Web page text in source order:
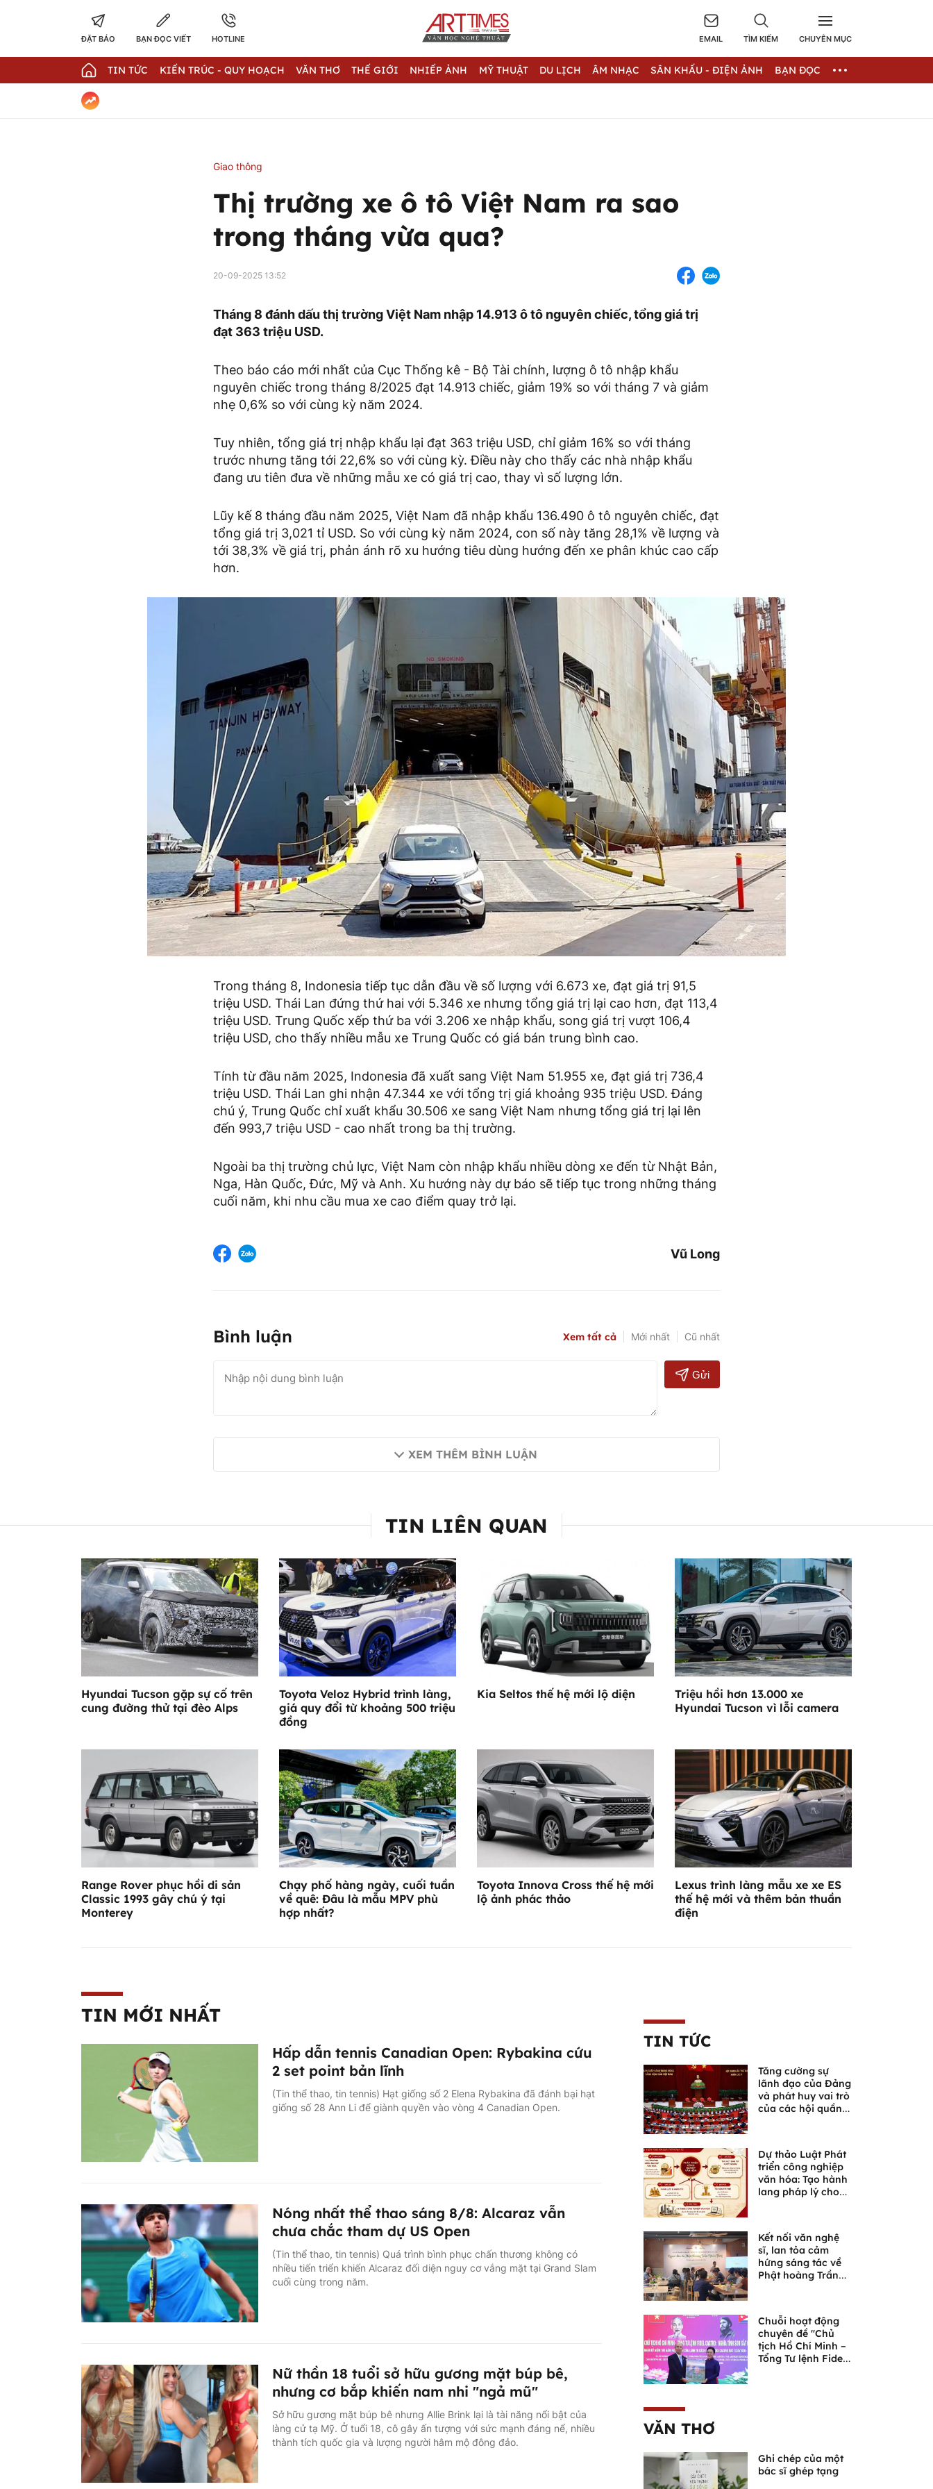
ĐẶT BÁO BẠN ĐỌC VIẾT HOTLINE EMAIL TÌM KIẾM CHUYÊN MỤC
TIN TỨC KIẾN TRÚC - QUY HOẠCH VĂN THƠ THẾ GIỚI NHIẾP ẢNH MỸ THUẬT DU LỊCH ÂM NHẠC SÂN KHẤU - ĐIỆN ẢNH BẠN ĐỌC
Giao thông
Thị trường xe ô tô Việt Nam ra sao
trong tháng vừa qua?
20-09-2025 13:52
Tháng 8 đánh dấu thị trường Việt Nam nhập 14.913 ô tô nguyên chiếc, tổng giá trị
đạt 363 triệu USD.
Theo báo cáo mới nhất của Cục Thống kê - Bộ Tài chính, lượng ô tô nhập khẩu
nguyên chiếc trong tháng 8/2025 đạt 14.913 chiếc, giảm 19% so với tháng 7 và giảm
nhẹ 0,6% so với cùng kỳ năm 2024.
Tuy nhiên, tổng giá trị nhập khẩu lại đạt 363 triệu USD, chỉ giảm 16% so với tháng
trước nhưng tăng tới 22,6% so với cùng kỳ. Điều này cho thấy các nhà nhập khẩu
đang ưu tiên đưa về những mẫu xe có giá trị cao, thay vì số lượng lớn.
Lũy kế 8 tháng đầu năm 2025, Việt Nam đã nhập khẩu 136.490 ô tô nguyên chiếc, đạt
tổng giá trị 3,021 tỉ USD. So với cùng kỳ năm 2024, con số này tăng 28,1% về lượng và
tới 38,3% về giá trị, phản ánh rõ xu hướng tiêu dùng hướng đến xe phân khúc cao cấp
hơn.
Trong tháng 8, Indonesia tiếp tục dẫn đầu về số lượng với 6.673 xe, đạt giá trị 91,5
triệu USD. Thái Lan đứng thứ hai với 5.346 xe nhưng tổng giá trị lại cao hơn, đạt 113,4
triệu USD. Trung Quốc xếp thứ ba với 3.206 xe nhập khẩu, song giá trị vượt 106,4
triệu USD, cho thấy nhiều mẫu xe Trung Quốc có giá bán trung bình cao.
Tính từ đầu năm 2025, Indonesia đã xuất sang Việt Nam 51.955 xe, đạt giá trị 736,4
triệu USD. Thái Lan ghi nhận 47.344 xe với tổng trị giá khoảng 935 triệu USD. Đáng
chú ý, Trung Quốc chỉ xuất khẩu 30.506 xe sang Việt Nam nhưng tổng giá trị lại lên
đến 993,7 triệu USD - cao nhất trong ba thị trường.
Ngoài ba thị trường chủ lực, Việt Nam còn nhập khẩu nhiều dòng xe đến từ Nhật Bản,
Nga, Hàn Quốc, Đức, Mỹ và Anh. Xu hướng này dự báo sẽ tiếp tục trong những tháng
cuối năm, khi nhu cầu mua xe cao điểm quay trở lại.
Vũ Long
Bình luận Xem tất cả Mới nhất Cũ nhất
Gửi
XEM THÊM BÌNH LUẬN
TIN LIÊN QUAN
Hyundai Tucson gặp sự cố trên
cung đường thử tại đèo Alps
Toyota Veloz Hybrid trình làng,
giá quy đổi từ khoảng 500 triệu
đồng
Kia Seltos thế hệ mới lộ diện
Triệu hồi hơn 13.000 xe
Hyundai Tucson vì lỗi camera
Range Rover phục hồi di sản
Classic 1993 gây chú ý tại
Monterey
Chạy phố hàng ngày, cuối tuần
về quê: Đâu là mẫu MPV phù
hợp nhất?
Toyota Innova Cross thế hệ mới
lộ ảnh phác thảo
Lexus trình làng mẫu xe xe ES
thế hệ mới và thêm bản thuần
điện
TIN MỚI NHẤT
Hấp dẫn tennis Canadian Open: Rybakina cứu
2 set point bản lĩnh
(Tin thể thao, tin tennis) Hạt giống số 2 Elena Rybakina đã đánh bại hạt
giống số 28 Ann Li để giành quyền vào vòng 4 Canadian Open.
Nóng nhất thể thao sáng 8/8: Alcaraz vẫn
chưa chắc tham dự US Open
(Tin thể thao, tin tennis) Quá trình bình phục chấn thương không có
nhiều tiến triển khiến Alcaraz đối diện nguy cơ vắng mặt tại Grand Slam
cuối cùng trong năm.
Nữ thần 18 tuổi sở hữu gương mặt búp bê,
nhưng cơ bắp khiến nam nhi "ngả mũ"
Sở hữu gương mặt búp bê nhưng Allie Brink lại là tài năng nổi bật của
làng cử tạ Mỹ. Ở tuổi 18, cô gây ấn tượng với sức mạnh đáng nể, nhiều
thành tích quốc gia và lượng người hâm mộ đông đảo.
TIN TỨC
Tăng cường sự
lãnh đạo của Đảng
và phát huy vai trò
của các hội quần
Dự thảo Luật Phát
triển công nghiệp
văn hóa: Tạo hành
lang pháp lý cho
Kết nối văn nghệ
sĩ, lan tỏa cảm
hứng sáng tác về
Phật hoàng Trần
Chuỗi hoạt động
chuyên đề "Chủ
tịch Hồ Chí Minh –
Tổng Tư lệnh Fidel
VĂN THƠ
Ghi chép của một
bác sĩ ghép tạng